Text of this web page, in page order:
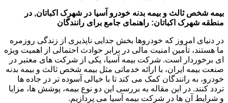
بیمه شخص ثالث و بیمه بدنه خودرو آسیا در شهرک اکباتان, در
منطقه شهرک اکباتان: راهنمای جامع برای رانندگان
در دنیای امروز که خودروها بخش جدایی ناپذیری از زندگی روزمره
ما هستند، تأمین امنیت مالی در برابر حوادث احتمالی از اهمیت ویژه
ای برخوردار است. شرکت بیمه آسیا، یکی از شرکت های معتبر در
صنعت بیمه ایران، با ارائه خدماتی مثل بیمه شخص ثالث و بیمه بدنه
خودرو، به رانندگان کمک می کند تا با خیالی آسوده تر در جاده ها
تردد کنند. در این مقاله به بررسی این دو نوع بیمه، پوشش ها، مزایا
و شرایط آن ها در شرکت بیمه آسیا می پردازیم.